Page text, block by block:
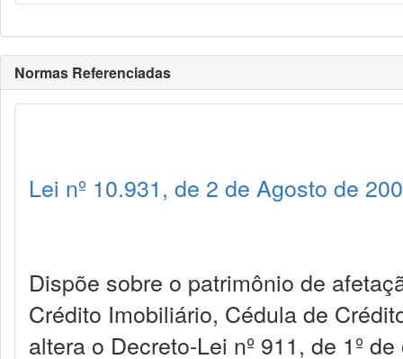
Normas Referenciadas
Lei nº 10.931, de 2 de Agosto de
Dispõe sobre o patrimônio de
Crédito Imobiliário, Cédula de
altera o Decreto-Lei nº 911, de 1º